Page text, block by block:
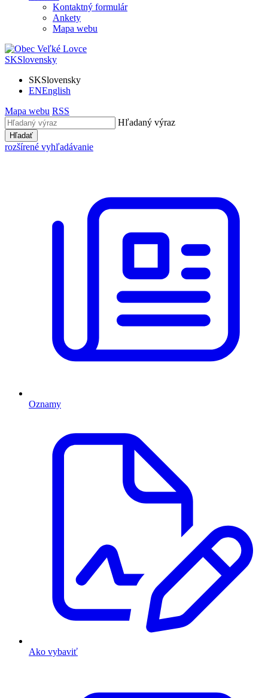
Kontaktný formulár
Ankety
Mapa webu
SKSlovensky
SKSlovensky
ENEnglish
Mapa webu RSS
Hľadaný výraz
Hľadať
rozšírené vyhľadávanie
Oznamy
Ako vybaviť